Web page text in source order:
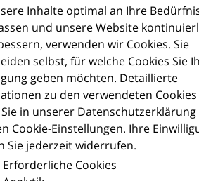
Inhalte optimal an Ihre
und unsere Website
verwenden wir Cookies. Sie
selbst, für welche Cookies Sie
geben möchten. Detaillierte
zu den verwendeten Cookies
in unserer Datenschutzerklärung
Cookie-Einstellungen. Ihre
Sie jederzeit widerrufen.
Erforderliche Cookies
mit dem European Dermatology
Excellence
digitaler Kompass für die
Bildern und praktischen
Alltag.